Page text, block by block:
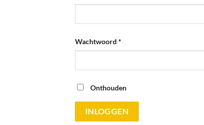
Wachtwoord *
Onthouden
INLOGGEN